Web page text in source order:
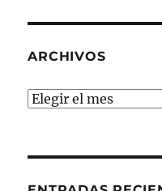
ARCHIVOS
Archivos